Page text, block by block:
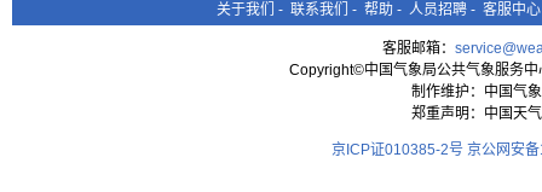
关于我们 - 联系我们 - 帮助 - 人员招聘 - 客服中心
客服邮箱：
Copyright©中国气象局公共气象服务
制作维护：中国气
郑重声明：中国天
京ICP证010385-2号 京公网安